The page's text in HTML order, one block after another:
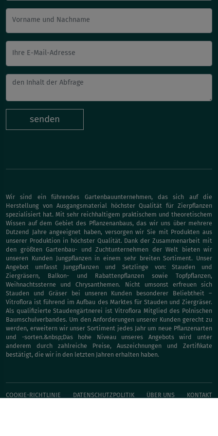
Vorname und Nachname
Ihre E-Mail-Adresse
senden
Wir sind ein führendes Gartenbauunternehmen, das sich auf die
Herstellung von Ausgangsmaterial höchster Qualität für Zierpflanzen
spezialisiert hat. Mit sehr reichhaltigem praktischem und theoretischem
Wissen auf dem Gebiet des Pflanzenanbaus, das wir uns über mehrere
Dutzend Jahre angeeignet haben, versorgen wir Sie mit Produkten aus
unserer Produktion in höchster Qualität. Dank der Zusammenarbeit mit
den größten Gartenbau- und Zuchtunternehmen der Welt bieten wir
unseren Kunden Jungpflanzen in einem sehr breiten Sortiment. Unser
Angebot umfasst Jungpflanzen und Setzlinge von: Stauden und
Ziergräsern, Balkon- und Rabattenpflanzen sowie Topfpflanzen,
Weihnachtssterne und Chrysanthemen. Nicht umsonst erfreuen sich
Stauden und Gräser bei unseren Kunden besonderer Beliebtheit –
Vitroflora ist führend im Aufbau des Marktes für Stauden und Ziergräser.
Als qualifizierte Staudengärtnerei ist Vitroflora Mitglied des Polnischen
Baumschulverbandes. Um den Anforderungen unserer Kunden gerecht zu
werden, erweitern wir unser Sortiment jedes Jahr um neue Pflanzenarten
und -sorten.&nbsp;Das hohe Niveau unseres Angebots wird unter
anderem durch zahlreiche Preise, Auszeichnungen und Zertifikate
bestätigt, die wir in den letzten Jahren erhalten haben.
COOKIE-RICHTLINIE DATENSCHUTZPOLITIK ÜBER UNS
KONTAKT